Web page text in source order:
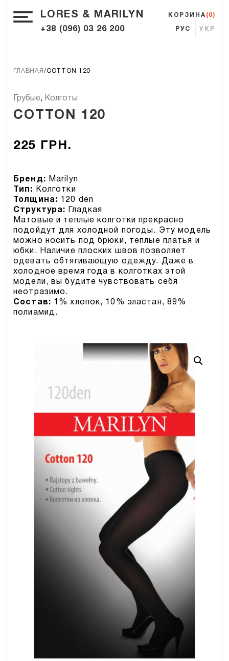
LORES & MARILYN
+38 (096) 03 26 200 РУС УКР
КОРЗИНА (0)
ГЛАВНАЯ COTTON 120
Грубые, Колготы
COTTON 120
225 ГРН.
Бренд: Marilyn
Тип:
Колготки
Толщина: 120 den
Структура: Гладкая
Матовые и теплые колготки прекрасно
подойдут для холодной погоды. Эту модель
можно носить под брюки, теплые платья и
юбки. Наличие плоских швов позволяет
одевать обтягивающую одежду. Даже в
холодное время года в колготках этой
модели, вы будите чувствовать себя
неотразимо.
Состав: 1% хлопок, 10% эластан, 89%
полиамид.